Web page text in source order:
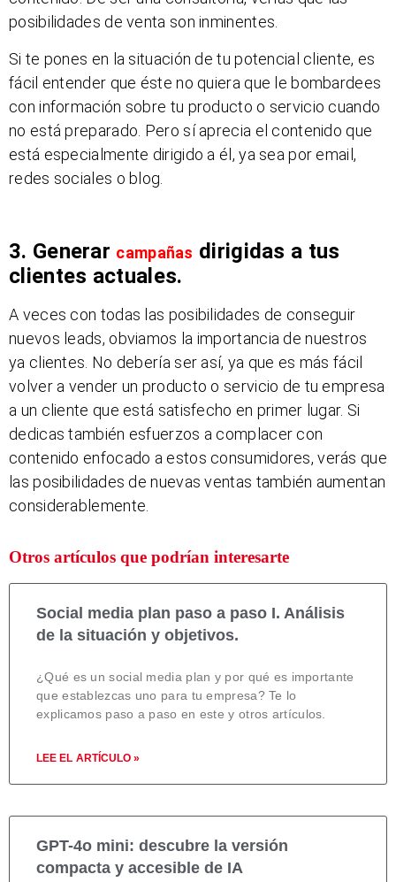
posibilidades de venta son inminentes.
Si te pones en la situación de tu potencial cliente, es
fácil entender que éste no quiera que le bombardees
con información sobre tu producto o servicio cuando
no está preparado. Pero sí aprecia el contenido que
está especialmente dirigido a él, ya sea por email,
redes sociales o blog.
3. Generar campañas dirigidas a tus
clientes actuales.
A veces con todas las posibilidades de conseguir
nuevos leads, obviamos la importancia de nuestros
ya clientes. No debería ser así, ya que es más fácil
volver a vender un producto o servicio de tu empresa
a un cliente que está satisfecho en primer lugar. Si
dedicas también esfuerzos a complacer con
contenido enfocado a estos consumidores, verás que
las posibilidades de nuevas ventas también aumentan
considerablemente.
Otros artículos que podrían interesarte
Social media plan paso a paso I. Análisis
de la situación y objetivos.
¿Qué es un social media plan y por qué es importante
que establezcas uno para tu empresa? Te lo
explicamos paso a paso en este y otros artículos.
LEE EL ARTÍCULO »
GPT-4o mini: descubre la versión
compacta y accesible de IA